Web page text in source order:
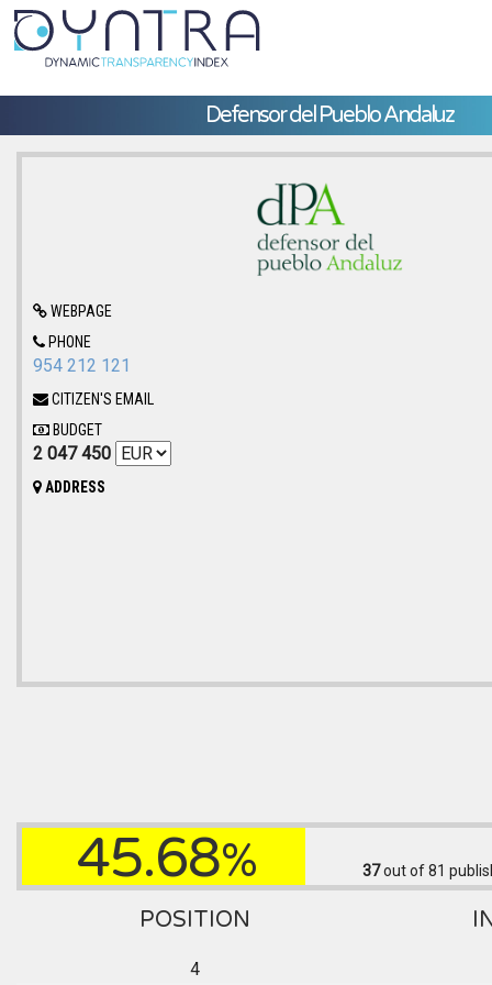
Defensor del Pueblo Andaluz
WEBPAGE
PHONE
954 212 121
CITIZEN'S EMAIL
BUDGET
2 047 450
ADDRESS
45.68% 37out of 81
POSITION
4